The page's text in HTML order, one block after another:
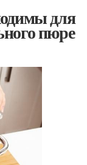
для
пюре